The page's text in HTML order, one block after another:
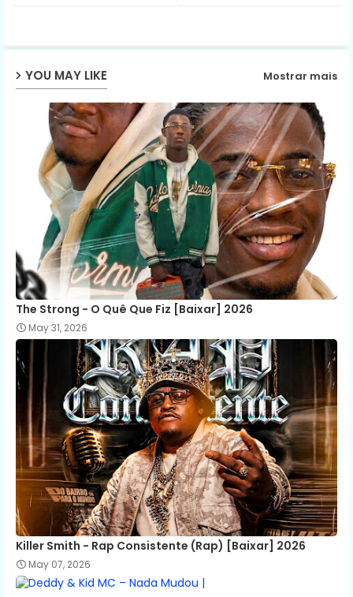
ap
YOU MAY LIKE Mostrar mais
The Strong - O Quê Que Fiz [Baixar] 2026
May 31, 2026
Killer Smith - Rap Consistente (Rap) [Baixar] 2026
May 07, 2026